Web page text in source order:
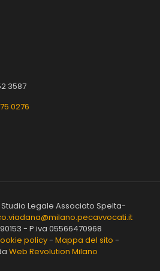
3587
0276
Legale Associato Spelta-
- P.iva 05566470968
policy- Mappa del sito -
Web Revolution Milano